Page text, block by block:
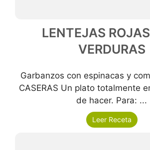
LENTEJAS
VERDURAS
Garbanzos con espinacas y
CASERAS Un plato totalmente
de hacer. Para: ...
Leer Receta